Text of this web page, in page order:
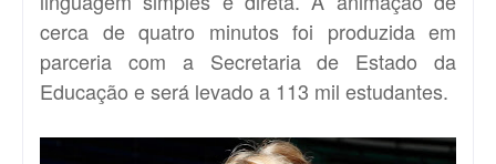
cerca de quatro minutos foi produzida em
parceria com a Secretaria de Estado da
Educação e será levado a 113 mil estudantes.